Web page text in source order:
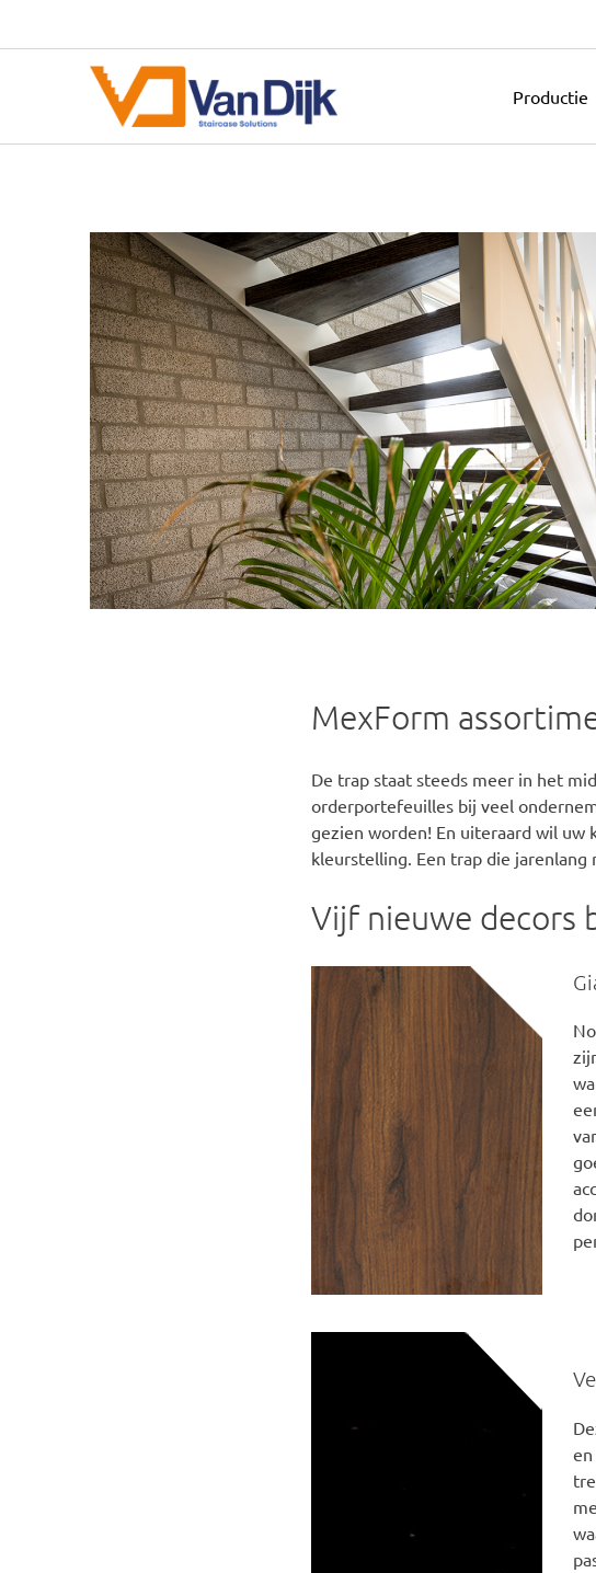
Productie
MexForm
De trap staat steeds meer in het
orderportefeuilles bij veel
gezien worden! En uiteraard wil
kleurstelling. Een trap die jarenlang
Vijf nieuwe decors